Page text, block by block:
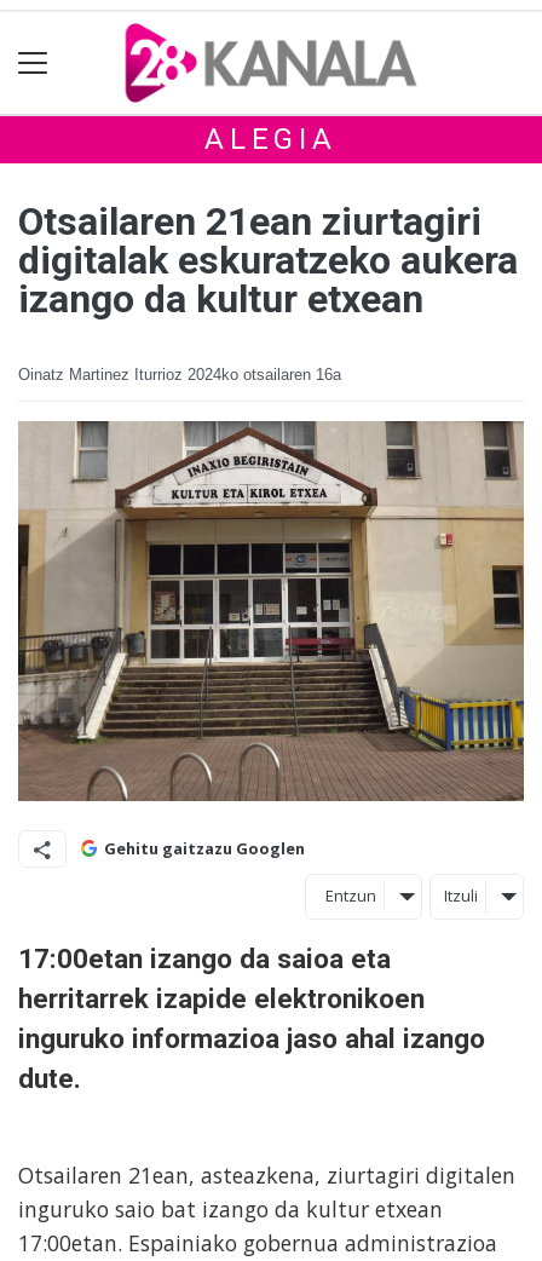
ALEGIA
Otsailaren 21ean ziurtagiri
digitalak eskuratzeko aukera
izango da kultur etxean
Oinatz Martinez Iturrioz 2024ko otsailaren 16a
Gehitu gaitzazu Googlen
Entzun Itzuli
17:00etan izango da saioa eta
herritarrek izapide elektronikoen
inguruko informazioa jaso ahal izango
dute.
Otsailaren 21ean, asteazkena, ziurtagiri digitalen
inguruko saio bat izango da kultur etxean
17:00etan. Espainiako gobernua administrazioa